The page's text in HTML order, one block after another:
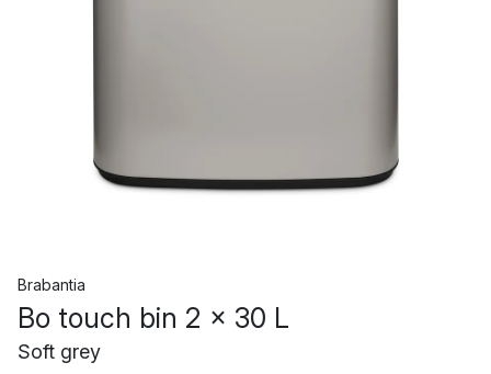
Brabantia
Bo touch bin 2 x 30 L
Soft grey